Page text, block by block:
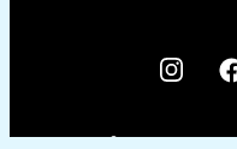
I
© 2023 by ATAM co,Ltd.